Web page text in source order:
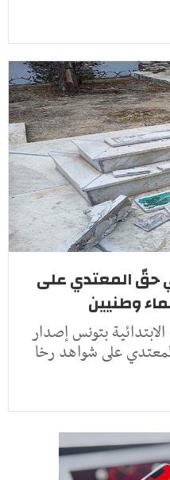
حقّ المعتدي على
وطنيين
بتونس إصدار
على شواهد رخا